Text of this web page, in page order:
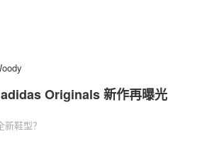
Originals 新作再曝光
鞋型？